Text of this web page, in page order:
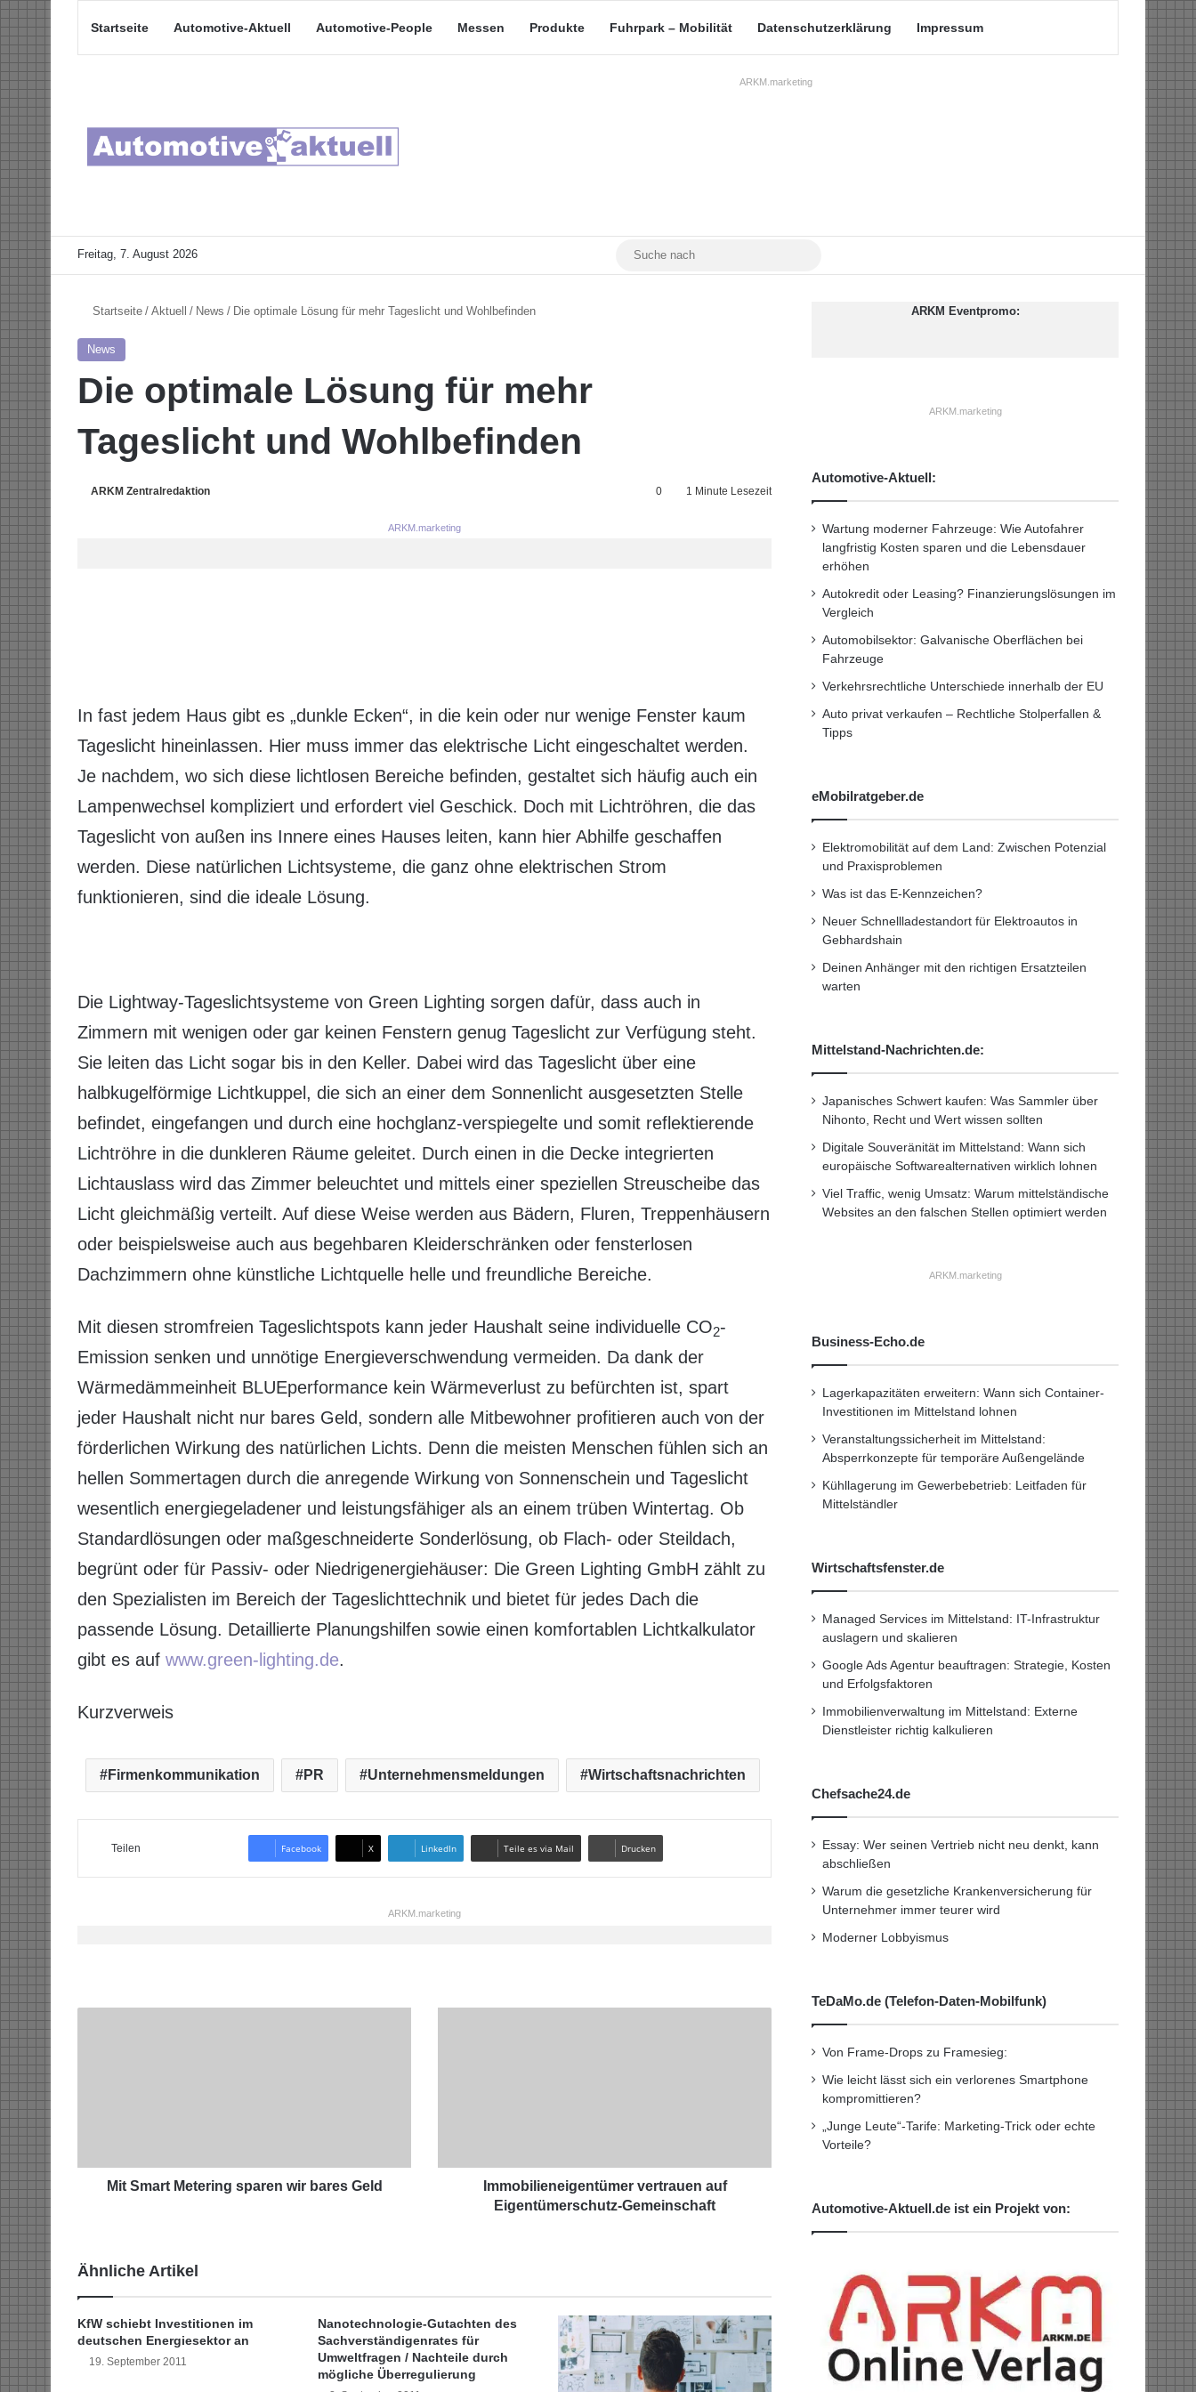
Startseite Automotive-Aktuell Automotive-People Messen Produkte Fuhrpark – Mobilität Datenschutzerklärung Impressum
ARKM.marketing
Freitag, 7. August 2026 YouTubeMastodon
Startseite / Aktuell / News / Die optimale Lösung für mehr Tageslicht und Wohlbefinden
News
Die optimale Lösung für mehr
Tageslicht und Wohlbefinden
ARKM Zentralredaktion 0 1 Minute Lesezeit
ARKM.marketing
In fast jedem Haus gibt es „dunkle Ecken“, in die kein oder nur wenige Fenster kaum
Tageslicht hineinlassen. Hier muss immer das elektrische Licht eingeschaltet werden.
Je nachdem, wo sich diese lichtlosen Bereiche befinden, gestaltet sich häufig auch ein
Lampenwechsel kompliziert und erfordert viel Geschick. Doch mit Lichtröhren, die das
Tageslicht von außen ins Innere eines Hauses leiten, kann hier Abhilfe geschaffen
werden. Diese natürlichen Lichtsysteme, die ganz ohne elektrischen Strom
funktionieren, sind die ideale Lösung.
Die Lightway-Tageslichtsysteme von Green Lighting sorgen dafür, dass auch in
Zimmern mit wenigen oder gar keinen Fenstern genug Tageslicht zur Verfügung steht.
Sie leiten das Licht sogar bis in den Keller. Dabei wird das Tageslicht über eine
halbkugelförmige Lichtkuppel, die sich an einer dem Sonnenlicht ausgesetzten Stelle
befindet, eingefangen und durch eine hochglanz-verspiegelte und somit reflektierende
Lichtröhre in die dunkleren Räume geleitet. Durch einen in die Decke integrierten
Lichtauslass wird das Zimmer beleuchtet und mittels einer speziellen Streuscheibe das
Licht gleichmäßig verteilt. Auf diese Weise werden aus Bädern, Fluren, Treppenhäusern
oder beispielsweise auch aus begehbaren Kleiderschränken oder fensterlosen
Dachzimmern ohne künstliche Lichtquelle helle und freundliche Bereiche.
Mit diesen stromfreien Tageslichtspots kann jeder Haushalt seine individuelle CO2-
Emission senken und unnötige Energieverschwendung vermeiden. Da dank der
Wärmedämmeinheit BLUEperformance kein Wärmeverlust zu befürchten ist, spart
jeder Haushalt nicht nur bares Geld, sondern alle Mitbewohner profitieren auch von der
förderlichen Wirkung des natürlichen Lichts. Denn die meisten Menschen fühlen sich an
hellen Sommertagen durch die anregende Wirkung von Sonnenschein und Tageslicht
wesentlich energiegeladener und leistungsfähiger als an einem trüben Wintertag. Ob
Standardlösungen oder maßgeschneiderte Sonderlösung, ob Flach- oder Steildach,
begrünt oder für Passiv- oder Niedrigenergiehäuser: Die Green Lighting GmbH zählt zu
den Spezialisten im Bereich der Tageslichttechnik und bietet für jedes Dach die
passende Lösung. Detaillierte Planungshilfen sowie einen komfortablen Lichtkalkulator
gibt es auf www.green-lighting.de.
Kurzverweis
Firmenkommunikation PR Unternehmensmeldungen Wirtschaftsnachrichten
Teilen Facebook X LinkedIn Teile es via Mail Drucken
ARKM.marketing
M
n
g
s
p
Mit Smart Metering sparen wir bares Geld
e
t
m
e
r
Immobilieneigentümer vertrauen auf
Eigentümerschutz-Gemeinschaft
Ähnliche Artikel
KfW schiebt Investitionen im
deutschen Energiesektor an
19. September 2011
Nanotechnologie-Gutachten des
Sachverständigenrates für
Umweltfragen / Nachteile durch
mögliche Überregulierung
ARKM Eventpromo:
ARKM.marketing
Automotive-Aktuell:
Wartung moderner Fahrzeuge: Wie Autofahrer
langfristig Kosten sparen und die Lebensdauer
erhöhen
Autokredit oder Leasing? Finanzierungslösungen im
Vergleich
Automobilsektor: Galvanische Oberflächen bei
Fahrzeuge
Verkehrsrechtliche Unterschiede innerhalb der EU
Auto privat verkaufen – Rechtliche Stolperfallen &
Tipps
eMobilratgeber.de
Elektromobilität auf dem Land: Zwischen Potenzial
und Praxisproblemen
Was ist das E-Kennzeichen?
Neuer Schnellladestandort für Elektroautos in
Gebhardshain
Deinen Anhänger mit den richtigen Ersatzteilen
warten
Mittelstand-Nachrichten.de:
Japanisches Schwert kaufen: Was Sammler über
Nihonto, Recht und Wert wissen sollten
Digitale Souveränität im Mittelstand: Wann sich
europäische Softwarealternativen wirklich lohnen
Viel Traffic, wenig Umsatz: Warum mittelständische
Websites an den falschen Stellen optimiert werden
ARKM.marketing
Business-Echo.de
Lagerkapazitäten erweitern: Wann sich Container-
Investitionen im Mittelstand lohnen
Veranstaltungssicherheit im Mittelstand:
Absperrkonzepte für temporäre Außengelände
Kühllagerung im Gewerbebetrieb: Leitfaden für
Mittelständler
Wirtschaftsfenster.de
Managed Services im Mittelstand: IT-Infrastruktur
auslagern und skalieren
Google Ads Agentur beauftragen: Strategie, Kosten
und Erfolgsfaktoren
Immobilienverwaltung im Mittelstand: Externe
Dienstleister richtig kalkulieren
Chefsache24.de
Essay: Wer seinen Vertrieb nicht neu denkt, kann
abschließen
Warum die gesetzliche Krankenversicherung für
Unternehmer immer teurer wird
Moderner Lobbyismus
TeDaMo.de (Telefon-Daten-Mobilfunk)
Von Frame-Drops zu Framesieg:
Wie leicht lässt sich ein verlorenes Smartphone
kompromittieren?
„Junge Leute“-Tarife: Marketing-Trick oder echte
Vorteile?
Automotive-Aktuell.de ist ein Projekt von: